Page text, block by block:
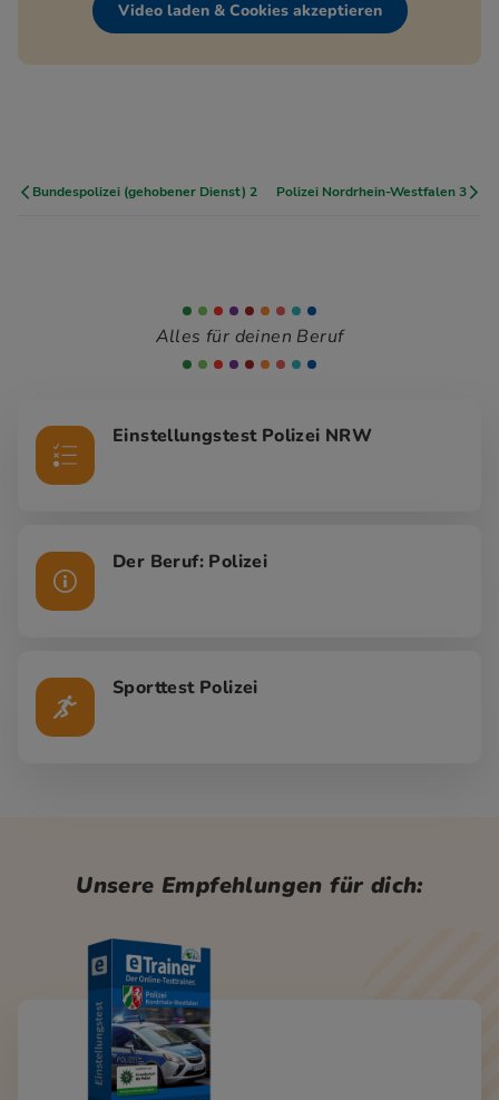
Video laden & Cookies akzeptieren
Bundespolizei (gehobener Dienst) 2 Polizei Nordrhein-Westfalen 3
Alles für deinen Beruf
Einstellungstest Polizei NRW
Der Beruf: Polizei
Sporttest Polizei
Unsere Empfehlungen für dich: